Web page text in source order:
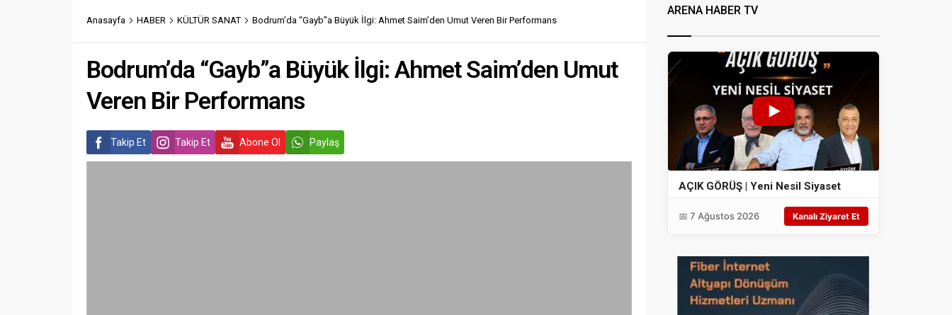
Anasayfa HABER KÜLTÜR SANAT Bodrum’da “Gayb”a Büyük İlgi: Ahmet Saim’den Umut Veren Bir Performans
Bodrum’da “Gayb”a Büyük İlgi: Ahmet Saim’den Umut
Veren Bir Performans
Takip Et Takip Et Abone Ol Paylaş
ARENA HABER TV
AÇIK GÖRÜŞ | Yeni Nesil Siyaset
📅 7 Ağustos 2026 Kanalı Ziyaret Et